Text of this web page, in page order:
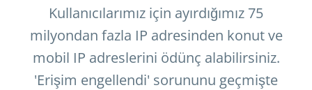
Kullanıcılarımız için ayırdığımız 75
milyondan fazla IP adresinden konut ve
mobil IP adreslerini ödünç alabilirsiniz.
'Erişim engellendi' sorununu geçmişte